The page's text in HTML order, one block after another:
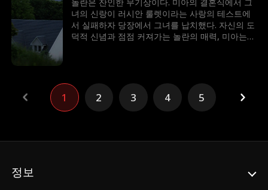
녀의 신랑이 러시안 룰렛이라는 사랑의 테스트에
서 실패하자 당장에서 그녀를 납치했다. 자신의 도
덕적 신념과 점점 커져가는 놀란의 매력, 미아는
1 2 3 4 5
정보